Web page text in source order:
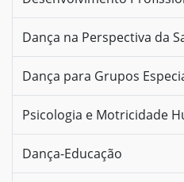
Dança na Perspectiva da
Dança para Grupos
Psicologia e Motricidade
Dança-Educação